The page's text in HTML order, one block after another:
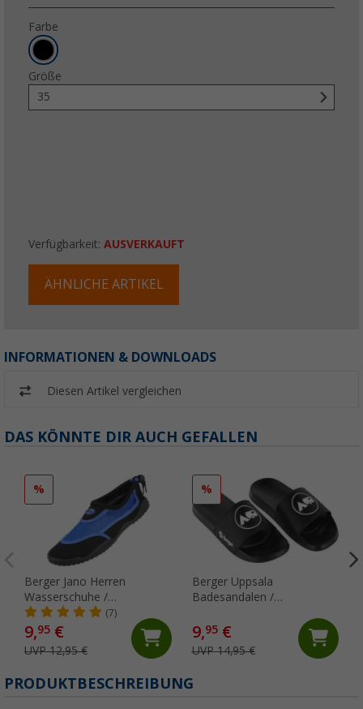
Farbe
Größe
35
Verfügbarkeit: AUSVERKAUFT
ÄHNLICHE ARTIKEL
INFORMATIONEN & DOWNLOADS
Diesen Artikel vergleichen
DAS KÖNNTE DIR AUCH GEFALLEN
%
Berger Jano Herren
Wasserschuhe /
Neoprenschuhe(7)
9,95 €
UVP 12,95 €
%
Berger Uppsala
Badesandalen /
9,95€
UVP 14,95 €
PRODUKTBESCHREIBUNG